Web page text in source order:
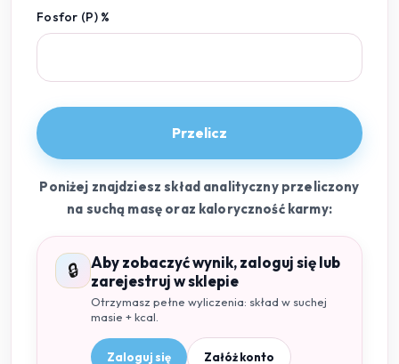
Fosfor (P) %
Przelicz
Poniżej znajdziesz skład analityczny przeliczony
na suchą masę oraz kaloryczność karmy:
🔒
Aby zobaczyć wynik, zaloguj się lub
zarejestruj w sklepie
Otrzymasz pełne wyliczenia: skład w suchej
masie + kcal.
Zaloguj się Załóż konto